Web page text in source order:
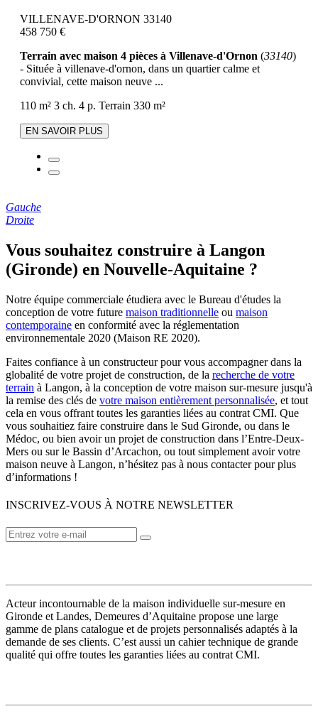
VILLENAVE-D'ORNON 33140
458 750 €
Terrain avec maison 4 pièces à Villenave-d'Ornon (33140)
- Située à villenave-d'ornon, dans un quartier calme et
convivial, cette maison neuve ...
110 m² 3 ch. 4 p. Terrain 330 m²
EN SAVOIR PLUS
Gauche
Droite
Vous souhaitez construire à Langon
(Gironde) en Nouvelle-Aquitaine ?
Notre équipe commerciale étudiera avec le Bureau d'études la
conception de votre future maison traditionnelle ou maison
contemporaine en conformité avec la réglementation
environnementale 2020 (Maison RE 2020).
Faites confiance à un constructeur pour vous accompagner dans la
globalité de votre projet de construction, de la recherche de votre
terrain à Langon, à la conception de votre maison sur-mesure jusqu'à
la remise des clés de votre maison entièrement personnalisée, et tout
cela en vous offrant toutes les garanties liées au contrat CMI. Que
vous souhaitiez faire construire dans le Sud Gironde, ou dans le
Médoc, ou bien avoir un projet de construction dans l’Entre-Deux-
Mers ou sur le Bassin d’Arcachon, ou tout simplement avoir votre
maison neuve à Langon, n’hésitez pas à nous contacter pour plus
d’informations !
INSCRIVEZ-VOUS À NOTRE NEWSLETTER
Acteur incontournable de la maison individuelle sur-mesure en
Gironde et Landes, Demeures d’Aquitaine propose une large
gamme de plans catalogue et de projets personnalisés adaptés à la
demande de ses clients. C’est aussi un cahier technique de grande
qualité qui offre toutes les garanties liées au contrat CMI.